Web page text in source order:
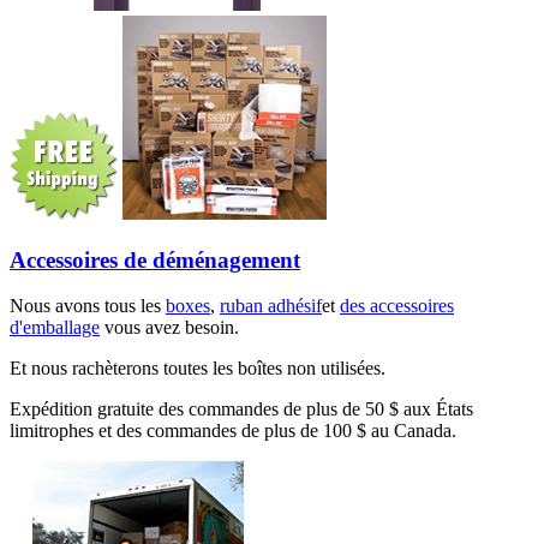
Accessoires de déménagement
Nous avons tous les boxes, ruban adhésifetdes accessoires
d'emballage vous avez besoin.
Et nous rachèterons toutes les boîtes non utilisées.
Expédition gratuite des commandes de plus de 50 $ aux États
limitrophes et des commandes de plus de 100 $ au Canada.